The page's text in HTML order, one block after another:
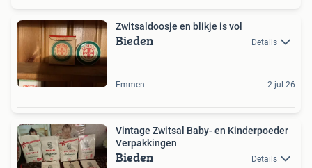
Zwitsaldoosje en blikje is vol
Bieden Details
Emmen 2 jul 26
Vintage Zwitsal Baby- en Kinderpoeder
Verpakkingen
Bieden Details